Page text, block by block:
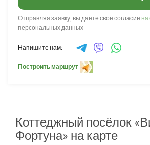
Отправляя заявку, вы даёте своё согласие на
персональных данных
Напишите нам:
Построить маршрут
Коттеджный посёлок
Фортуна» на карте